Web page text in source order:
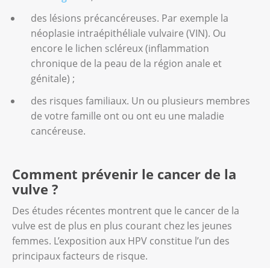
le lichen scléreux ;
les verrues génitales (condylomes), dues
à une infection aux papillomavirus
humains (HPV) ;
des lésions précancéreuses. Par exemple la
néoplasie intraépithéliale vulvaire (VIN). Ou
encore le lichen scléreux (inflammation
chronique de la peau de la région anale et
génitale) ;
des risques familiaux. Un ou plusieurs membres
de votre famille ont ou ont eu une maladie
cancéreuse.
Comment prévenir le cancer de la
vulve ?
Des études récentes montrent que le cancer de la
vulve est de plus en plus courant chez les jeunes
femmes. L’exposition aux HPV constitue l’un des
principaux facteurs de risque.